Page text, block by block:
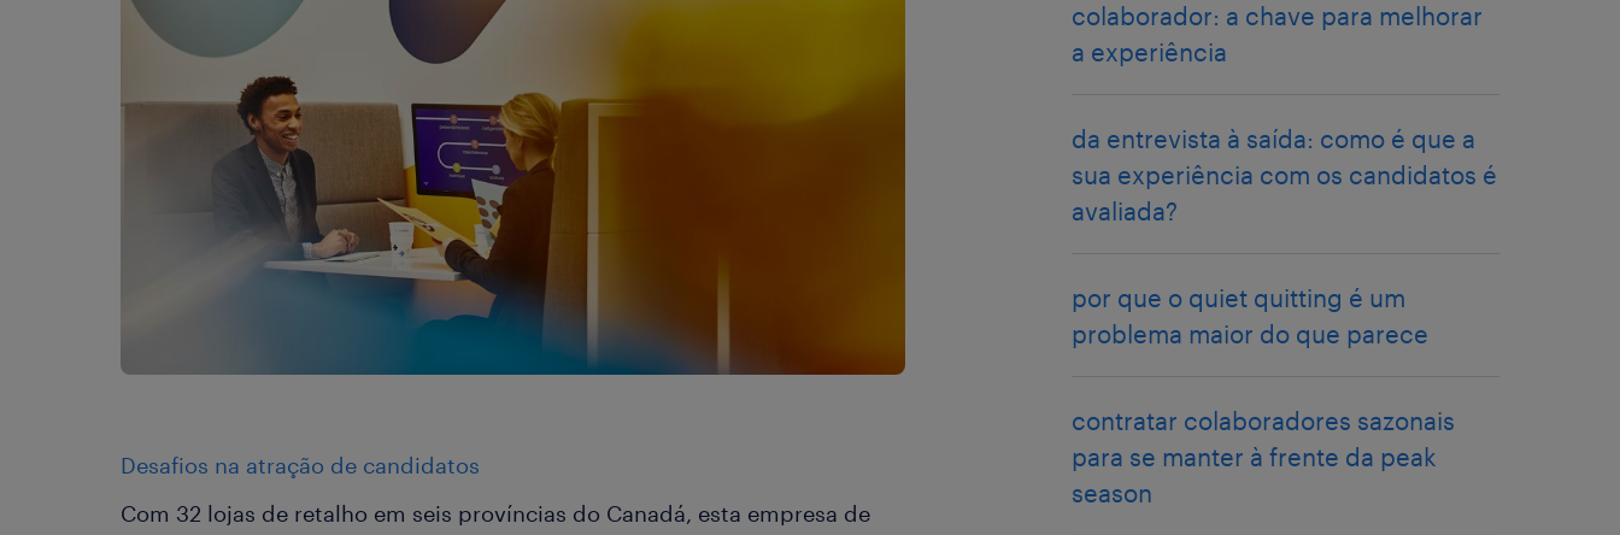
Desafios na atração de candidatos
Com 32 lojas de retalho em seis províncias do Canadá, esta empresa de
colaborador: a chave para melhorar
a experiência
da entrevista à saída: como é que a
sua experiência com os candidatos é
avaliada?
por que o quiet quitting é um
problema maior do que parece
contratar colaboradores sazonais
para se manter à frente da peak
season